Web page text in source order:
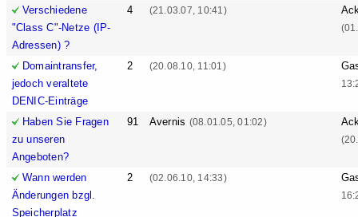
Verschiedene
"Class C"-Netze (IP-
Adressen) ?
4 (21.03.07, 10:41)
Domaintransfer,
jedoch veraltete
DENIC-Einträge
2 (20.08.10, 11:01)
Haben Sie Fragen
zu unseren
Angeboten?
91 Avernis (08.01.05, 01:02)
Wann werden
Änderungen bzgl.
Speicherplatz
2 (02.06.10, 14:33)